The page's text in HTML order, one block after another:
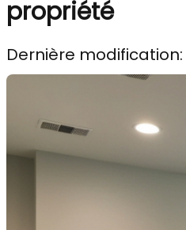
propriété
Dernière modification: